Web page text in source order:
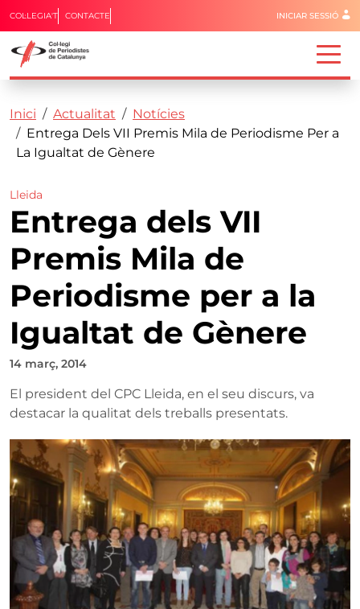
Vés al contingut
Capçalera
COL·LEGIA'T CONTACTE Menú del
INICIAR SESSIÓ
Fil d'ariadna
Inici Actualitat
Notícies
Entrega Dels VII Premis Mila de Periodisme Per a
La Igualtat de Gènere
Lleida
Entrega dels VII
Premis Mila de
Periodisme per a la
Igualtat de Gènere
14 març, 2014
El president del CPC Lleida, en el seu discurs, va
destacar la qualitat dels treballs presentats.